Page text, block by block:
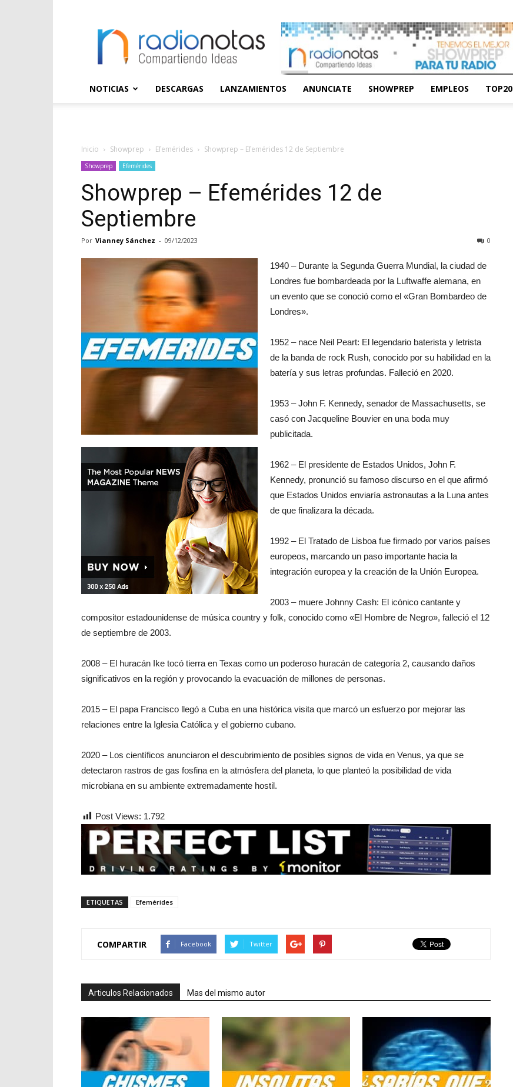
NOTICIAS DESCARGAS LANZAMIENTOS ANUNCIATE SHOWPREP EMPLEOS TOP20
Inicio Showprep Efemérides Showprep – Efemérides 12 de Septiembre
Showprep Efemérides
Showprep – Efemérides 12 de
Septiembre
Por Vianney Sánchez - 09/12/2023 0
1940 – Durante la Segunda Guerra Mundial, la ciudad de
Londres fue bombardeada por la Luftwaffe alemana, en
un evento que se conoció como el «Gran Bombardeo de
Londres».
1952 – nace Neil Peart: El legendario baterista y letrista
de la banda de rock Rush, conocido por su habilidad en la
batería y sus letras profundas. Falleció en 2020.
1953 – John F. Kennedy, senador de Massachusetts, se
casó con Jacqueline Bouvier en una boda muy
publicitada.
1962 – El presidente de Estados Unidos, John F.
Kennedy, pronunció su famoso discurso en el que afirmó
que Estados Unidos enviaría astronautas a la Luna antes
de que finalizara la década.
1992 – El Tratado de Lisboa fue firmado por varios países
europeos, marcando un paso importante hacia la
integración europea y la creación de la Unión Europea.
2003 – muere Johnny Cash: El icónico cantante y
compositor estadounidense de música country y folk, conocido como «El Hombre de Negro», falleció el 12
de septiembre de 2003.
2008 – El huracán Ike tocó tierra en Texas como un poderoso huracán de categoría 2, causando daños
significativos en la región y provocando la evacuación de millones de personas.
2015 – El papa Francisco llegó a Cuba en una histórica visita que marcó un esfuerzo por mejorar las
relaciones entre la Iglesia Católica y el gobierno cubano.
2020 – Los científicos anunciaron el descubrimiento de posibles signos de vida en Venus, ya que se
detectaron rastros de gas fosfina en la atmósfera del planeta, lo que planteó la posibilidad de vida
microbiana en su ambiente extremadamente hostil.
Post Views: 1.792
ETIQUETAS Efemérides
COMPARTIR Facebook Twitter
Articulos Relacionados Mas del mismo autor